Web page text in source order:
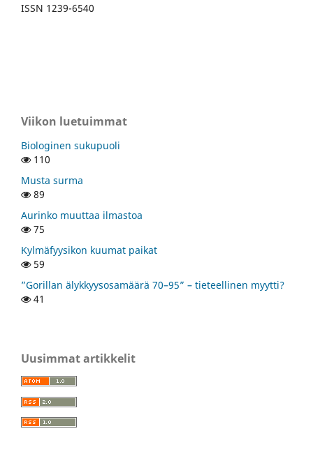
ISSN 1239-6540
Viikon luetuimmat
Biologinen sukupuoli
110
Musta surma
89
Aurinko muuttaa ilmastoa
75
Kylmäfyysikon kuumat paikat
59
”Gorillan älykkyysosamäärä 70–95” – tieteellinen myytti?
41
Uusimmat artikkelit